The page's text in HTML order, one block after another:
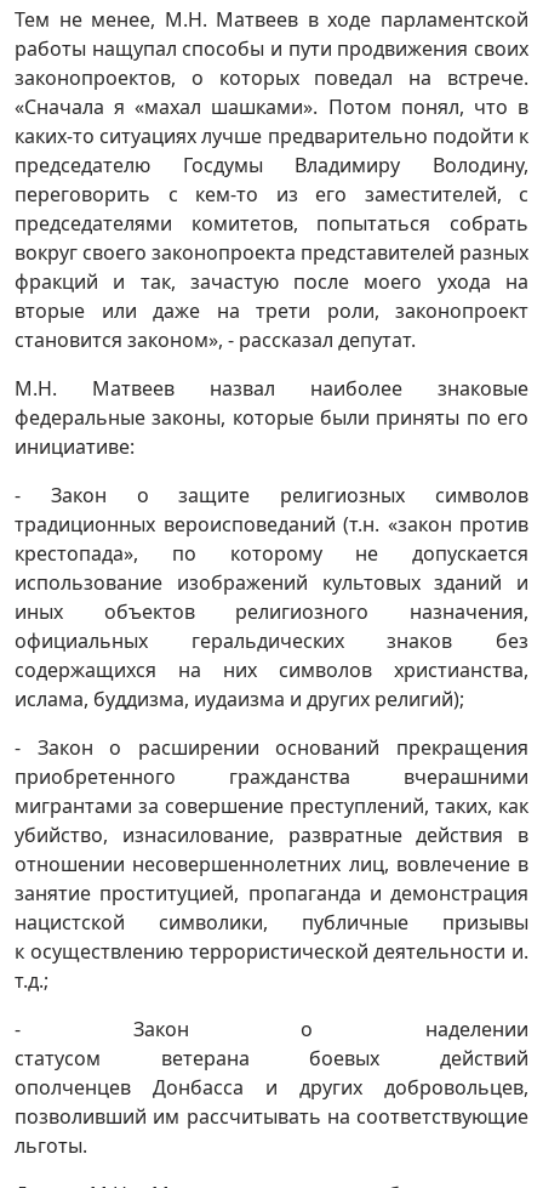
Тем не менее, М.Н. Матвеев в ходе парламентской
работы нащупал способы и пути продвижения своих
законопроектов, о которых поведал на встрече.
«Сначала я «махал шашками». Потом понял, что в
каких-то ситуациях лучше предварительно подойти к
председателю Госдумы Владимиру Володину,
переговорить с кем-то из его заместителей, с
председателями комитетов, попытаться собрать
вокруг своего законопроекта представителей разных
фракций и так, зачастую после моего ухода на
вторые или даже на трети роли, законопроект
становится законом», - рассказал депутат.
М.Н. Матвеев назвал наиболее знаковые
федеральные законы, которые были приняты по его
инициативе:
- Закон о защите религиозных символов
традиционных вероисповеданий (т.н. «закон против
крестопада», по которому не допускается
использование изображений культовых зданий и
иных объектов религиозного назначения,
официальных геральдических знаков без
содержащихся на них символов христианства,
ислама, буддизма, иудаизма и других религий);
- Закон о расширении оснований прекращения
приобретенного гражданства вчерашними
мигрантами за совершение преступлений, таких, как
убийство, изнасилование, развратные действия в
отношении несовершеннолетних лиц, вовлечение в
занятие проституцией, пропаганда и демонстрация
нацистской символики, публичные призывы
к осуществлению террористической деятельности и.
т.д.;
- Закон о наделении
статусом ветерана боевых действий
ополченцев Донбасса и других добровольцев,
позволивший им рассчитывать на соответствующие
льготы.